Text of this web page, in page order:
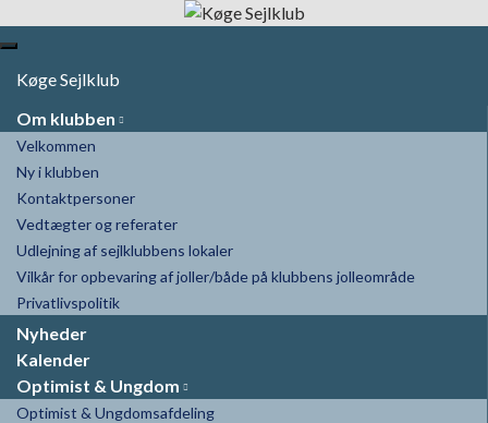
Toggle
Køge Sejlklub
Om klubben
Velkommen
Ny i klubben
Kontaktpersoner
Vedtægter og referater
Udlejning af sejlklubbens lokaler
Vilkår for opbevaring af joller/både på klubbens jolleområde
Privatlivspolitik
Nyheder
Kalender
Optimist & Ungdom
Optimist & Ungdomsafdeling